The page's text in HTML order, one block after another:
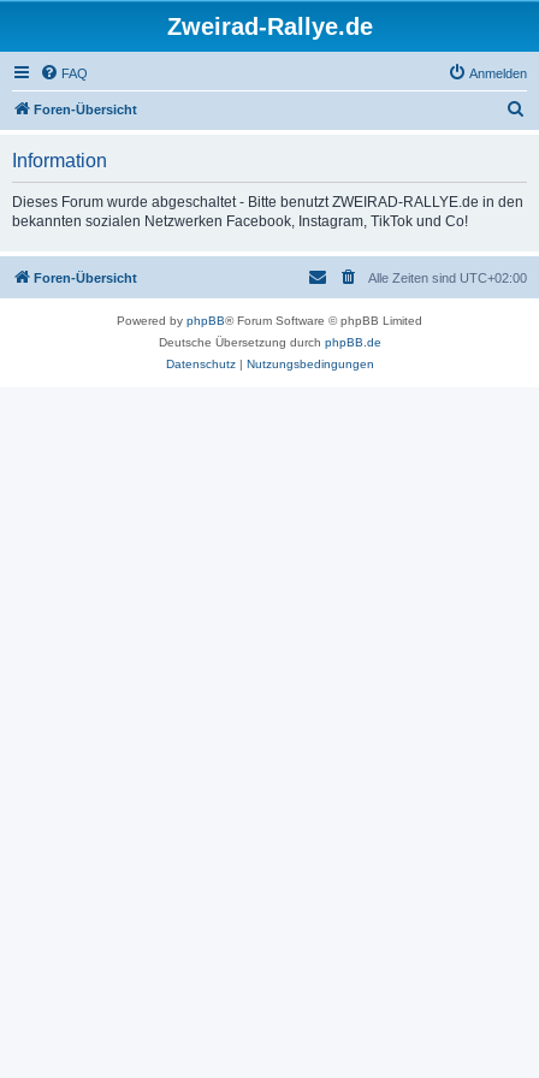
Zweirad-Rallye.de
FAQ Anmelden
Foren-Übersicht
Information
Dieses Forum wurde abgeschaltet - Bitte benutzt ZWEIRAD-RALLYE.de in den
bekannten sozialen Netzwerken Facebook, Instagram, TikTok und Co!
Foren-Übersicht Alle Zeiten sind UTC+02:00
Powered by phpBB® Forum Software © phpBB Limited
Deutsche Übersetzung durch phpBB.de
Datenschutz| Nutzungsbedingungen